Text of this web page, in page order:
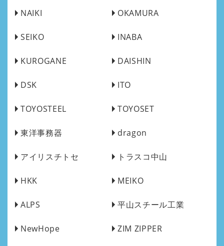
NAIKI OKAMURA
SEIKO INABA
KUROGANE DAISHIN
DSK ITO
TOYOSTEEL TOYOSET
東洋事務器 dragon
アイリスチトセ トラスコ中山
HKK MEIKO
ALPS 平山スチール工業
NewHope ZIM ZIPPER